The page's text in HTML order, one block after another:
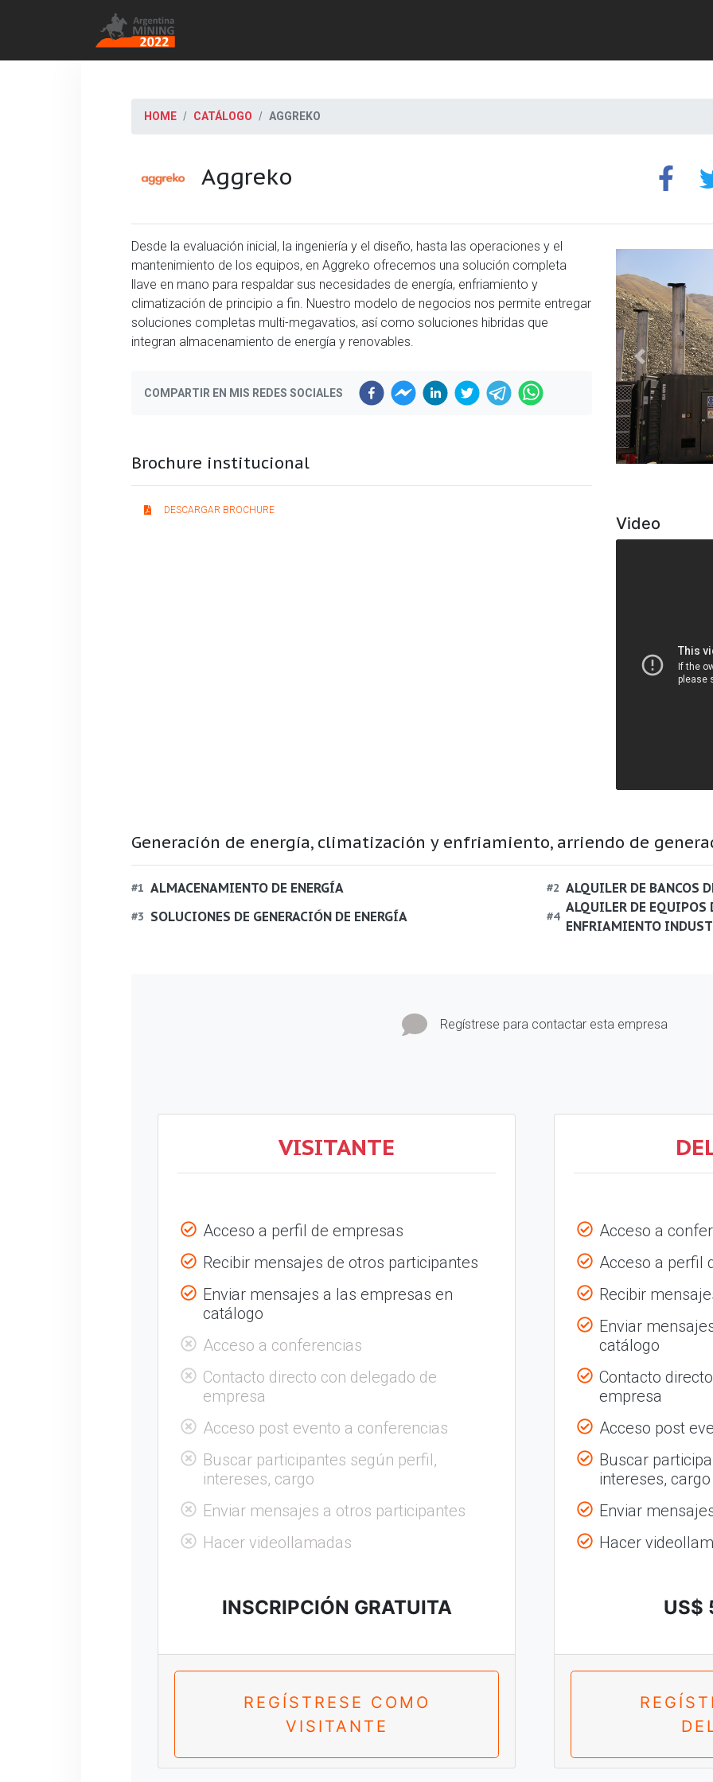
HOME CATÁLOGO AGGREKO
Aggreko
Desde la evaluación inicial, la ingeniería y el diseño, hasta las operaciones y el
mantenimiento de los equipos, en Aggreko ofrecemos una solución completa
llave en mano para respaldar sus necesidades de energía, enfriamiento y
climatización de principio a fin. Nuestro modelo de negocios nos permite entregar
soluciones completas multi-megavatios, así como soluciones hibridas que
integran almacenamiento de energía y renovables.
COMPARTIR EN MIS REDES SOCIALES
Brochure institucional
DESCARGAR BROCHURE
Previous
Video
Generación de energía, climatización y enfriamiento, arriendo de
#1 ALMACENAMIENTO DE ENERGÍA #2 ALQUILER DE BANCOS
#3 SOLUCIONES DE GENERACIÓN DE ENERGÍA #4
ALQUILER DE
ENFRIAMIENTO
Regístrese para contactar esta empresa
VISITANTE
Acceso a perfil de empresas
Recibir mensajes de otros participantes
Enviar mensajes a las empresas en
catálogo
Acceso a conferencias
Contacto directo con delegado de
empresa
Acceso post evento a conferencias
Buscar participantes según perfil,
intereses, cargo
Enviar mensajes a otros participantes
Hacer videollamadas
INSCRIPCIÓN GRATUITA
REGÍSTRESE COMO
VISITANTE
Acceso a
Acceso a perfil
Recibir
Enviar
catálogo
Contacto
empresa
Acceso post
Buscar
intereses, cargo
Enviar
Hacer
US$